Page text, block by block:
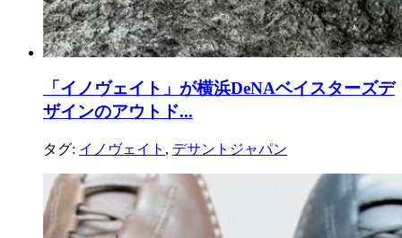
「イノヴェイト」が横浜DeNAベイスターズデ
ザインのアウトド...
タグ: イノヴェイト , デサントジャパン